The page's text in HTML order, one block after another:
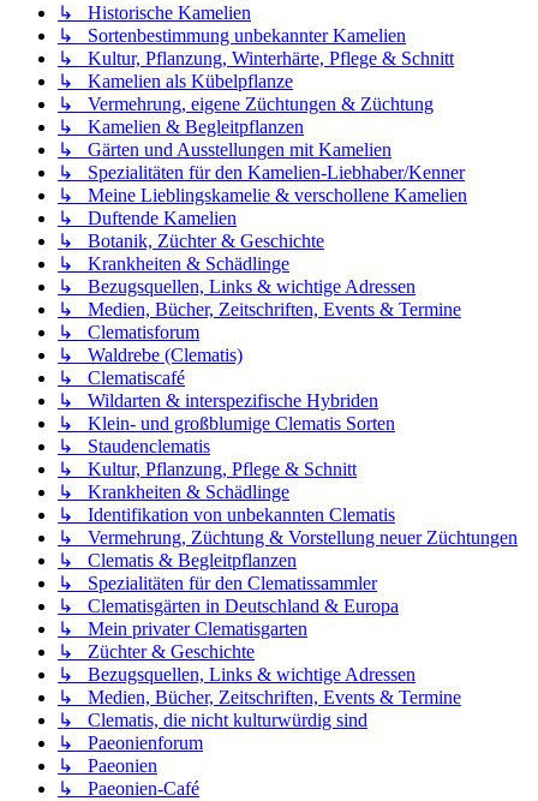
↳ Historische Kamelien
↳ Sortenbestimmung unbekannter Kamelien
↳ Kultur, Pflanzung, Winterhärte, Pflege & Schnitt
↳ Kamelien als Kübelpflanze
↳ Vermehrung, eigene Züchtungen & Züchtung
↳ Kamelien & Begleitpflanzen
↳ Gärten und Ausstellungen mit Kamelien
↳ Spezialitäten für den Kamelien-Liebhaber/Kenner
↳ Meine Lieblingskamelie & verschollene Kamelien
↳ Duftende Kamelien
↳ Botanik, Züchter & Geschichte
↳ Krankheiten & Schädlinge
↳ Bezugsquellen, Links & wichtige Adressen
↳ Medien, Bücher, Zeitschriften, Events & Termine
↳ Clematisforum
↳ Waldrebe (Clematis)
↳ Clematiscafé
↳ Wildarten & interspezifische Hybriden
↳ Klein- und großblumige Clematis Sorten
↳ Staudenclematis
↳ Kultur, Pflanzung, Pflege & Schnitt
↳ Krankheiten & Schädlinge
↳ Identifikation von unbekannten Clematis
↳ Vermehrung, Züchtung & Vorstellung neuer Züchtungen
↳ Clematis & Begleitpflanzen
↳ Spezialitäten für den Clematissammler
↳ Clematisgärten in Deutschland & Europa
↳ Mein privater Clematisgarten
↳ Züchter & Geschichte
↳ Bezugsquellen, Links & wichtige Adressen
↳ Medien, Bücher, Zeitschriften, Events & Termine
↳ Clematis, die nicht kulturwürdig sind
↳ Paeonienforum
↳ Paeonien
↳ Paeonien-Café